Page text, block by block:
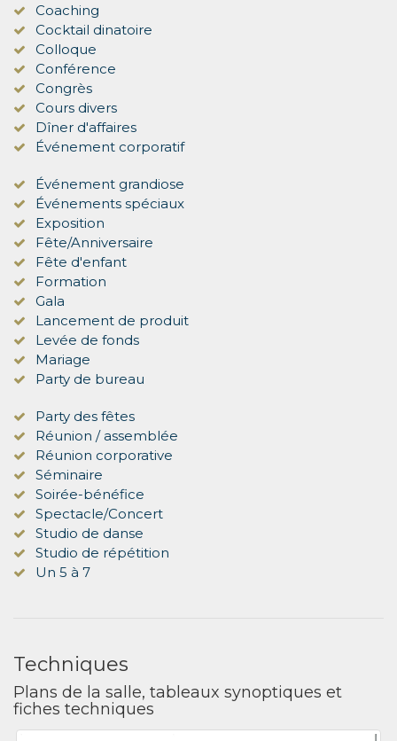
Coaching
Cocktail dinatoire
Colloque
Conférence
Congrès
Cours divers
Dîner d'affaires
Événement corporatif
Événement grandiose
Événements spéciaux
Exposition
Fête/Anniversaire
Fête d'enfant
Formation
Gala
Lancement de produit
Levée de fonds
Mariage
Party de bureau
Party des fêtes
Réunion / assemblée
Réunion corporative
Séminaire
Soirée-bénéfice
Spectacle/Concert
Studio de danse
Studio de répétition
Un 5 à 7
Techniques
Plans de la salle, tableaux synoptiques et
fiches techniques